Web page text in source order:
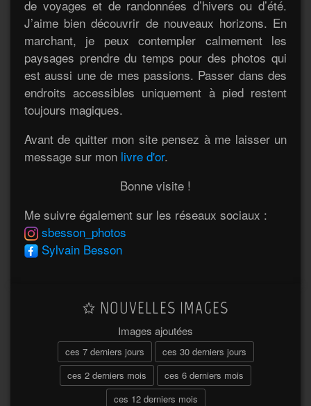
de voyages et de randonnées d’hivers ou d’été.
J’aime bien découvrir de nouveaux horizons. En
marchant, je peux contempler calmement les
paysages prendre du temps pour des photos qui
est aussi une de mes passions. Passer dans des
endroits accessibles uniquement à pied restent
toujours magiques.
Avant de quitter mon site pensez à me laisser un
message sur mon livre d'or.
Bonne visite !
Me suivre également sur les réseaux sociaux :
sbesson_photos
Sylvain Besson
NOUVELLES IMAGES
Images ajoutées
ces 7 derniers jours
ces 30 derniers jours
ces 2 derniers mois
ces 6 derniers mois
ces 12 derniers mois